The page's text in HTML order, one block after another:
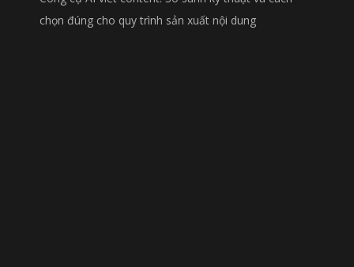
chọn đúng cho quy trình sản xuất nội dung